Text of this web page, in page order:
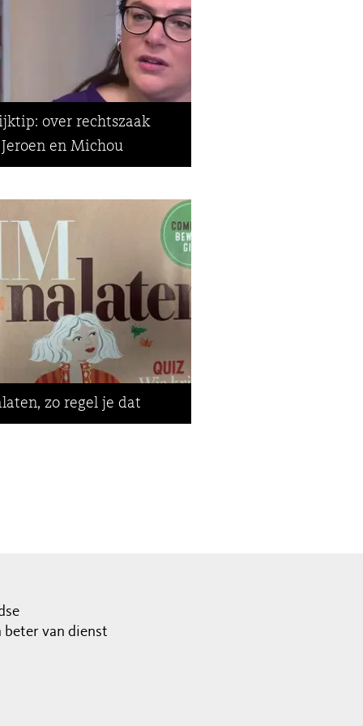
over rechtszaak
en Michou
zo regel je dat
beter van dienst